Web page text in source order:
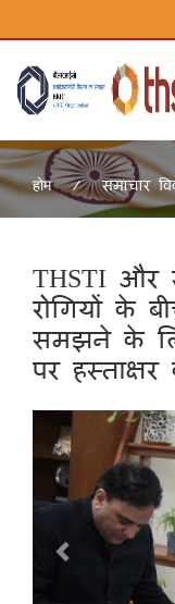
होम समाचार
THSTI और
रोगियों के
समझने के
पर
Previous